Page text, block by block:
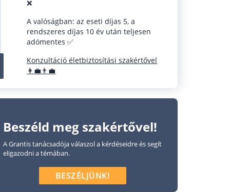
❌
A valóságban: az eseti díjas 5, a
rendszeres díjas 10 év után teljesen
adómentes ✅
Konzultáció életbiztosítási szakértővel
👩‍💼👨‍💼
Beszéld meg szakértővel!
A Grantis tanácsadója válaszol a kérdéseidre és segít
eligazodni a témában.
BESZÉLJÜNK!